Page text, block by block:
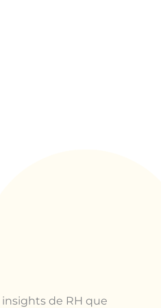
insights de RH que